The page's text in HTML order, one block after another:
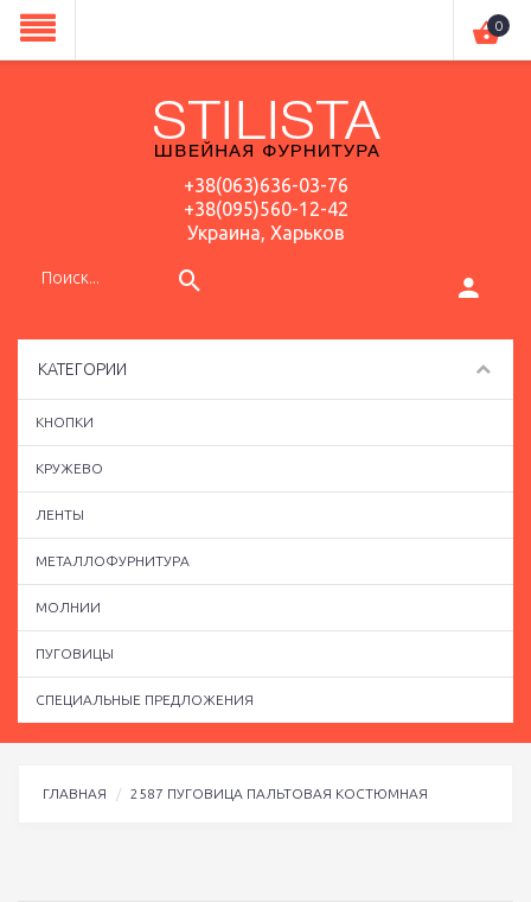
+38(063)636-03-76
+38(095)560-12-42
Украина, Харьков
0
КАТЕГОРИИ
КНОПКИ
КРУЖЕВО
ЛЕНТЫ
МЕТАЛЛОФУРНИТУРА
МОЛНИИ
ПУГОВИЦЫ
СПЕЦИАЛЬНЫЕ ПРЕДЛОЖЕНИЯ
ГЛАВНАЯ 2587 ПУГОВИЦА ПАЛЬТОВАЯ КОСТЮМНАЯ